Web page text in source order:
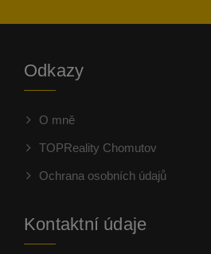
Odkazy
O mně
TOPReality Chomutov
Ochrana osobních údajů
Kontaktní údaje